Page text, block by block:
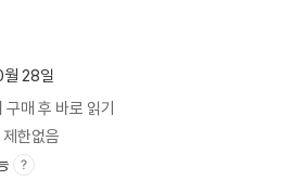
28일
구매 후 바로 읽기
한없음